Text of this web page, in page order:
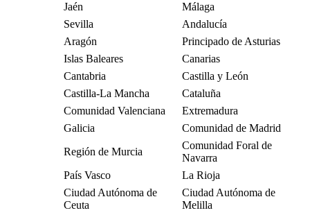
Jaén
Málaga
Sevilla
Andalucía
Aragón
Principado de Asturias
Islas Baleares
Canarias
Cantabria
Castilla y León
Castilla-La Mancha
Cataluña
Comunidad Valenciana
Extremadura
Galicia
Comunidad de Madrid
Región de Murcia
Comunidad Foral de
Navarra
País Vasco
La Rioja
Ciudad Autónoma de
Ceuta
Ciudad Autónoma de
Melilla